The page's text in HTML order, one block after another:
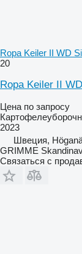
Ropa Keiler II WD
20
Ropa Keiler II
Цена по запросу
2023
Швеция,
GRIMME
Связаться с